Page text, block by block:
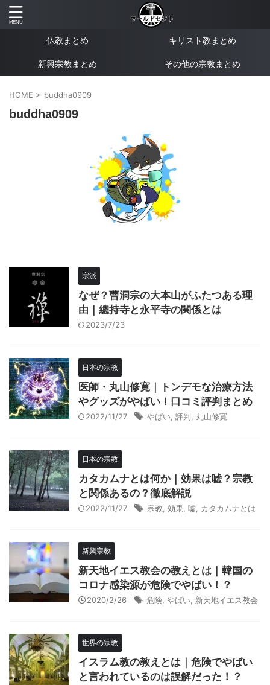
仏教まとめ キリスト教まとめ
新興宗教まとめ その他の宗教まとめ
HOME > buddha0909
buddha0909
宗派
なぜ？曹洞宗の大本山がふたつある理
由｜總持寺と永平寺の関係とは
2023/7/23
日本の宗教
医師・丸山修寛｜トンデモな治療方法
やグッズがやばい！口コミ評判まとめ
2022/11/27 やばい 評判 丸山修寛
日本の宗教
カタカムナとは何か｜効果は嘘？宗教
と関係あるの？徹底解説
2022/11/27 宗教 効果 嘘 カタカムナとは
新興宗教
新天地イエス教会の教えとは｜韓国の
コロナ感染源が危険でやばい！？
2020/2/26 危険 やばい 新天地イエス教会
世界の宗教
イスラム教の教えとは｜危険でやばい
と言われているのは誤解だった！？